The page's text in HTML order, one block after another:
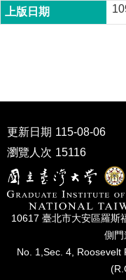
博
班
在
專
班
學
術
更新日期 115-08-06
瀏覽人次 15116
10617 臺北市⼤安區羅斯
側⾨
No. 1,Sec. 4, Roosevelt